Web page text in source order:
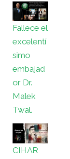
Fallece el
excelentí
simo
embajad
or Dr.
Malek
Twal.
CIHAR